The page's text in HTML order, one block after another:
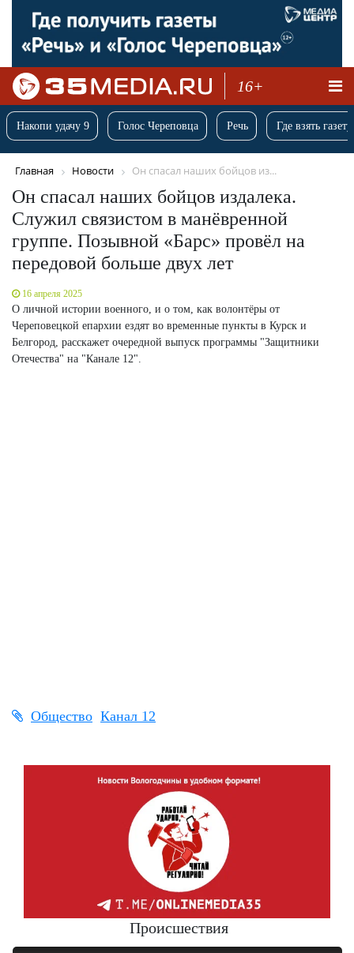
16+
Накопи удачу 9 Голос Череповца Речь Где взять
Главная Новости Он спасал наших бойцов из...
Он спасал наших бойцов издалека.
Служил связистом в манёвренной
группе. Позывной «Барс» провёл на
передовой больше двух лет
16 апреля 2025
О личной истории военного, и о том, как волонтёры от
Череповецкой епархии ездят во временные пункты в Курск и
Белгород, расскажет очередной выпуск программы "Защитники
Отечества" на "Канале 12".
Общество Канал 12
Происшествия